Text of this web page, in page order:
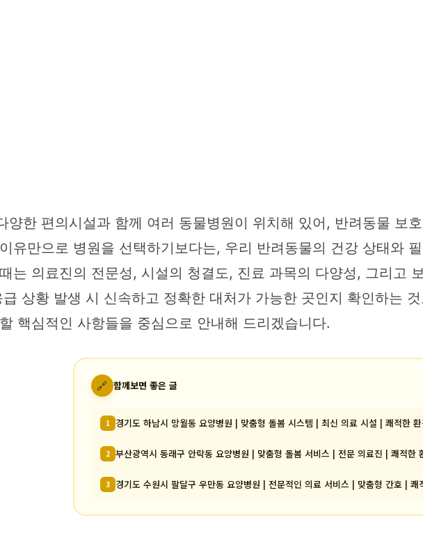
양한 편의시설과 함께 여러 동물병원이 위치해 있어, 반려동물 보
유만으로 병원을 선택하기보다는, 우리 반려동물의 건강 상태와
는 의료진의 전문성, 시설의 청결도, 진료 과목의 다양성, 그리고
상황 발생 시 신속하고 정확한 대처가 가능한 곳인지 확인하는
핵심적인 사항들을 중심으로 안내해 드리겠습니다.
🔗 함께보면 좋은 글
1 경기도 하남시 망월동 요양병원 | 맞춤형 돌봄 시스템 | 최신 의료 시설 | 쾌적한 환
2 부산광역시 동래구 안락동 요양병원 | 맞춤형 돌봄 서비스 | 전문 의료진 | 쾌적한
3 경기도 수원시 팔달구 우만동 요양병원 | 전문적인 의료 서비스 | 맞춤형 간호 | 쾌